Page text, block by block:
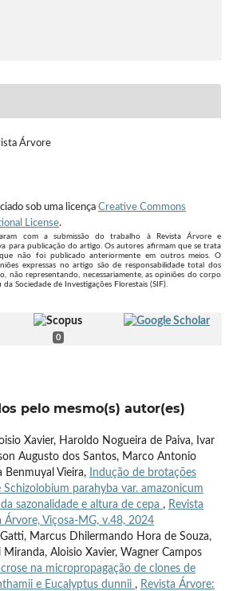
Árvore
sob uma licença Creative Commons
License.
com a submissão do trabalho à Revista Árvore e
para publicação do artigo. Os autores afirmam que se trata
não foi publicado anteriormente em outros meios. O
expressas no artigo são de responsabilidade total dos
não representando, necessariamente, as opiniões do corpo
Sociedade de Investigações Florestais (SIF).
0
pelo mesmo(s) autor(es)
Xavier, Haroldo Nogueira de Paiva, Ivar
Augusto dos Santos, Marco Antonio
Benmuyal Vieira,
Indução de brotações
Schizolobium parahyba var. amazonicum
sazonalidade e altura de cepa , Revista
Árvore, Viçosa-MG, v.48, 2024
Marcus Dhilermando Hora de Souza,
Miranda, Aloisio Xavier, Wagner Campos
na micropropagação de clones de
e Eucalyptus dunnii , Revista Árvore: